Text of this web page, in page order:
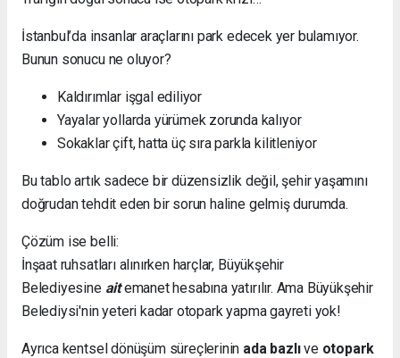
İstanbul’da insanlar araçlarını park edecek yer bulamıyor.
Bunun sonucu ne oluyor?
Kaldırımlar işgal ediliyor
Yayalar yollarda yürümek zorunda kalıyor
Sokaklar çift, hatta üç sıra parkla kilitleniyor
Bu tablo artık sadece bir düzensizlik değil, şehir yaşamını
doğrudan tehdit eden bir sorun haline gelmiş durumda.
Çözüm ise belli:
İnşaat ruhsatları alınırken harçlar, Büyükşehir
Belediyesine aitemanet hesabına yatırılır. Ama Büyükşehir
Belediysi'nin yeteri kadar otopark yapma gayreti yok!
Ayrıca kentsel dönüşüm süreçlerinin ada bazlıve otopark